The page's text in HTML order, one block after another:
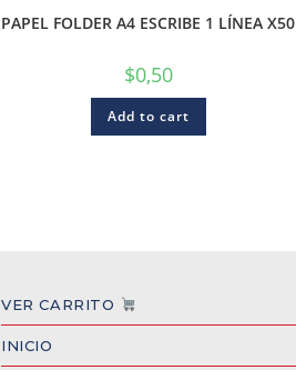
PAPEL FOLDER A4 ESCRIBE 1 LÍNEA X50
$0,50
Add to cart
VER CARRITO
INICIO